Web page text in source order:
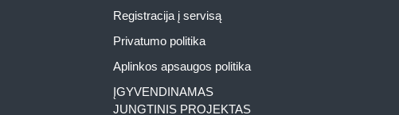
Registracija į servisą
Privatumo politika
Aplinkos apsaugos politika
ĮGYVENDINAMAS
JUNGTINIS PROJEKTAS